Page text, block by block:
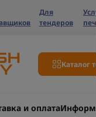
Для
тендеров
Каталог
и оплата